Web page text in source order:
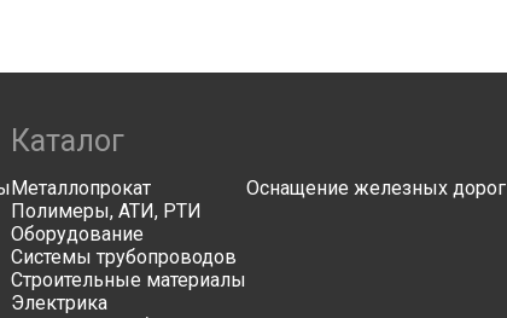
Каталог
Металлопрокат
Полимеры, АТИ, РТИ
Оборудование
Системы трубопроводов
Строительные материалы
Электрика
Оснащение железных дорог